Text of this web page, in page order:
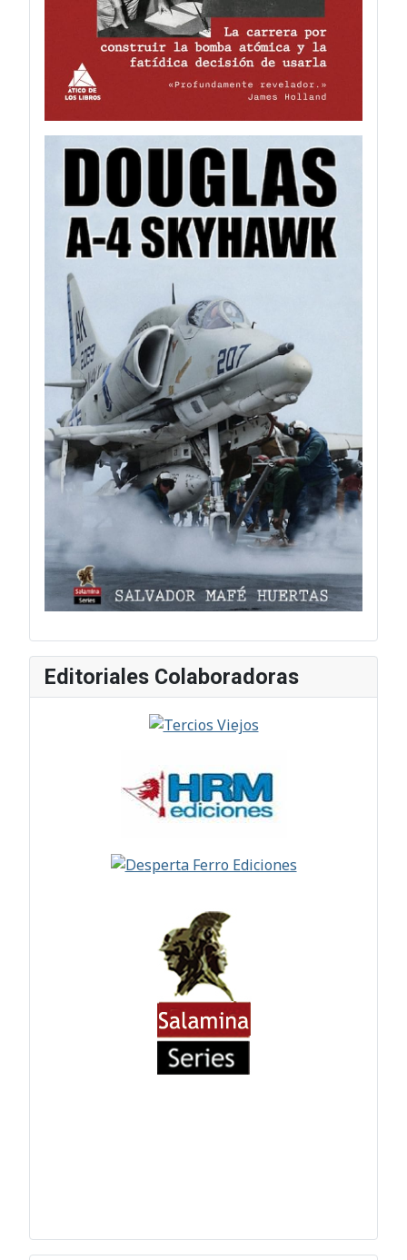
Editoriales Colaboradoras